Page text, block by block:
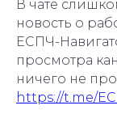
В чате
новость о
ЕСПЧ-
просмотра
ничего не
https://t.me/